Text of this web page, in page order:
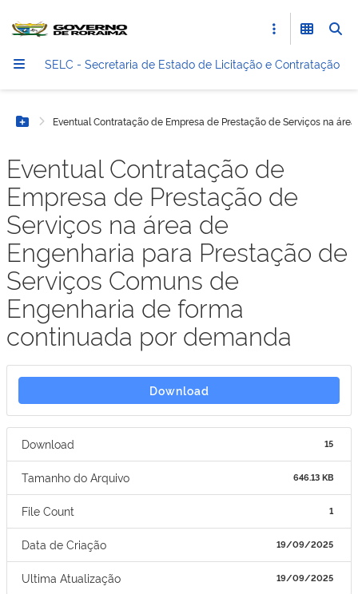
SELC - Secretaria de Estado de Licitação e Contratação
Botão Menu
Eventual Contratação de Empresa de Prestação de Serviços na
Eventual Contratação de
Empresa de Prestação de
Serviços na área de
Engenharia para Prestação de
Serviços Comuns de
Engenharia de forma
continuada por demanda
Download
Download 15
Tamanho do Arquivo 646.13 KB
File Count 1
Data de Criação 19/09/2025
Ultima Atualização 19/09/2025